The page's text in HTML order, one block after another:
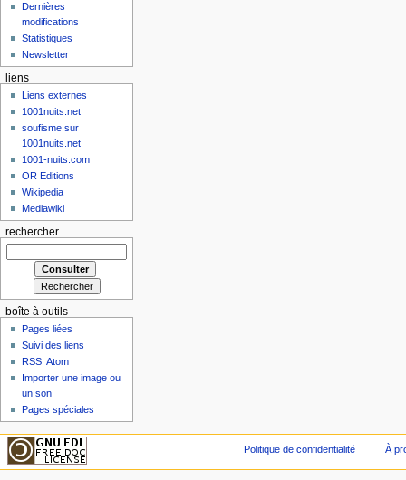
Dernières
modifications
Statistiques
Newsletter
liens
Liens externes
1001nuits.net
soufisme sur
1001nuits.net
1001-nuits.com
OR Editions
Wikipedia
Mediawiki
rechercher
boîte à outils
Pages liées
Suivi des liens
RSS Atom
Importer une image ou
un son
Pages spéciales
Politique de confidentialité À